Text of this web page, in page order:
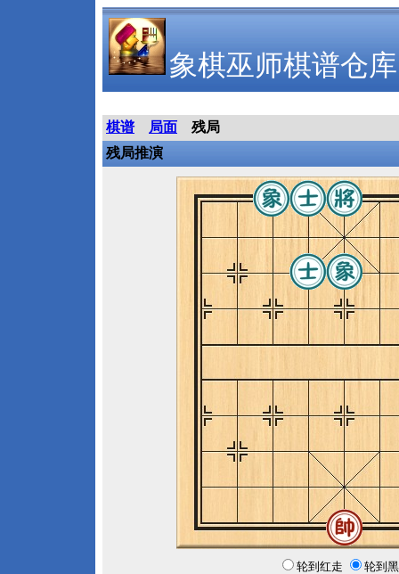
象棋巫师棋谱仓库
棋谱 局面
残局
残局推演
轮到红走 轮到